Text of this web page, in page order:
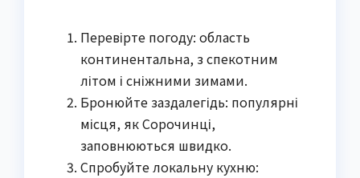
Перевірте погоду: область
континентальна, з спекотним
літом і сніжними зимами.
Бронюйте заздалегідь: популярні
місця, як Сорочинці,
заповнюються швидко.
Спробуйте локальну кухню: